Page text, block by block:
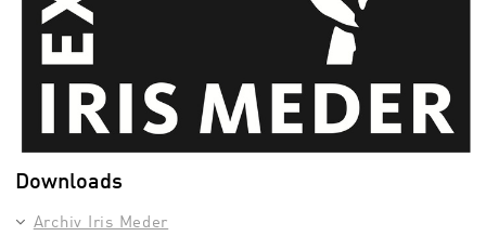
Downloads
Archiv Iris Meder